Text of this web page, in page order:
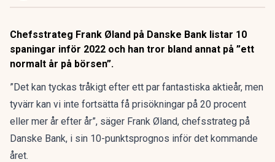
Chefsstrateg Frank Øland på Danske Bank listar 10
spaningar inför 2022 och han tror bland annat på ”ett
normalt år på börsen”.
”Det kan tyckas tråkigt efter ett par fantastiska aktieår, men
tyvärr kan vi inte fortsätta få prisökningar på 20 procent
eller mer år efter år”, säger Frank Øland, chefsstrateg på
Danske Bank, i sin 10-punktsprognos inför det kommande
året.